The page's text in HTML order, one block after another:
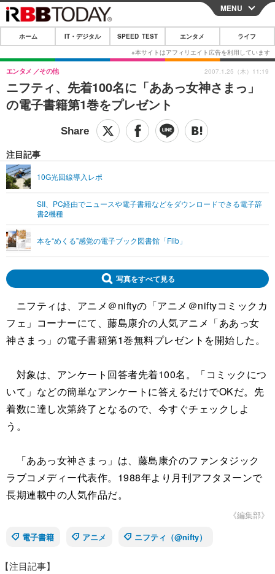
CLOSE
ホーム
IT・デジタル
IT・デジタルTOP スマートフォン
その他
SPEED TEST
映画・ドラマ
グラビア
ショッピング
ライフTOP
その他
リリース一覧
MENU
ホーム IT・デジタル SPEED TEST エンタメ ライフ
ニフティ、先着100名に「ああっ女神さまっ」
の電子書籍第1巻をプレゼント
エンタメ その他
注目記事
10G光回線導入レポ
SII、PC経由でニュースや電子書籍などをダウンロードできる電子辞
書2機種
本を“めくる”感覚の電子ブック図書館「Flib」
2007.1.25（木）11:19
写真をすべて見る
ニフティは、アニメ＠niftyの「アニメ＠niftyコミックカ
フェ」コーナーにて、藤島康介の人気アニメ「ああっ女
神さまっ」の電子書籍第1巻無料プレゼントを開始した。
対象は、アンケート回答者先着100名。「コミックにつ
いて」などの簡単なアンケートに答えるだけでOKだ。先
着数に達し次第終了となるので、今すぐチェックしよ
う。
「ああっ女神さまっ」は、藤島康介のファンタジック
ラブコメディー代表作。1988年より月刊アフタヌーンで
長期連載中の人気作品だ。
《編集部》
電子書籍
アニメ ニフティ（@nifty）
【注目記事】